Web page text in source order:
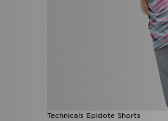
Technicals Epidote Shorts